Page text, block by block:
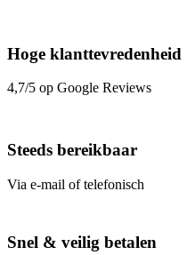
Hoge klanttevredenheid
4,7/5 op Google Reviews
Steeds bereikbaar
Via e-mail of telefonisch
Snel & veilig betalen